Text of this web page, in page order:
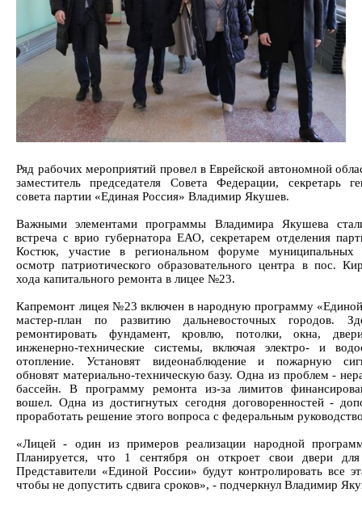
Ряд рабочих мероприятий провел в Еврейской автономной
заместитель председателя Совета Федерации, секретарь
совета партии «Единая Россия» Владимир Якушев.
Важными элементами программы Владимира Якушева
встреча с врио губернатора ЕАО, секретарем отделения
Костюк, участие в региональном форуме муниципальных
осмотр патриотического образовательного центра в пос.
хода капитального ремонта в лицее №23.
Капремонт лицея №23 включен в народную программу
мастер-план по развитию дальневосточных городов.
ремонтировать фундамент, кровлю, потолки, окна,
инженерно-технические системы, включая электро- и
отопление. Установят видеонаблюдение и пожарную
обновят материально-техническую базу. Одна из проблем -
бассейн. В программу ремонта из-за лимитов
вошел. Одна из достигнутых сегодня договоренностей -
проработать решение этого вопроса с федеральным
«Лицей - один из примеров реализации народной
Планируется, что 1 сентября он откроет свои двери для
Представители «Единой России» будут контролировать все
чтобы не допустить сдвига сроков», - подчеркнул Владимир